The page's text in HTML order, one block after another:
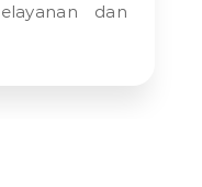
dan